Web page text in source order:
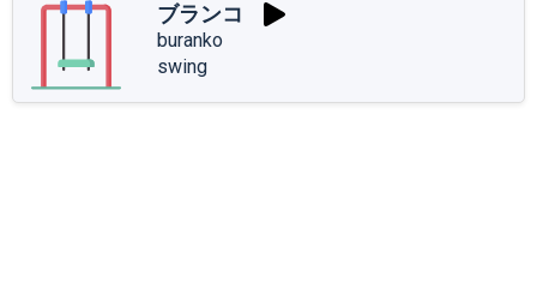
ブランコ
buranko
swing